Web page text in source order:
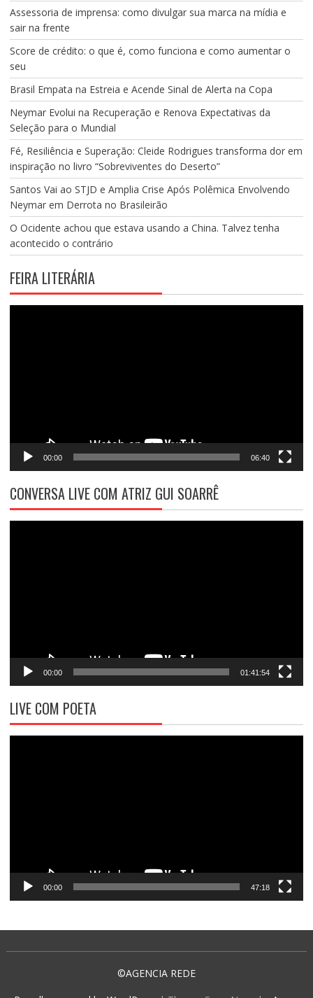
Assessoria de imprensa: como divulgar sua marca na mídia e
sair na frente
Score de crédito: o que é, como funciona e como aumentar o
seu
Brasil Empata na Estreia e Acende Sinal de Alerta na Copa
Neymar Evolui na Recuperação e Renova Expectativas da
Seleção para o Mundial
Fé, Resiliência e Superação: Cleide Rodrigues transforma dor em
inspiração no livro “Sobreviventes do Deserto”
Santos Vai ao STJD e Amplia Crise Após Polêmica Envolvendo
Neymar em Derrota no Brasileirão
O Ocidente achou que estava usando a China. Talvez tenha
acontecido o contrário
FEIRA LITERÁRIA
00:00 06:40
CONVERSA LIVE COM ATRIZ GUI SOARRÊ
00:00 01:41:54
LIVE COM POETA
00:00 47:18
©AGENCIA REDE